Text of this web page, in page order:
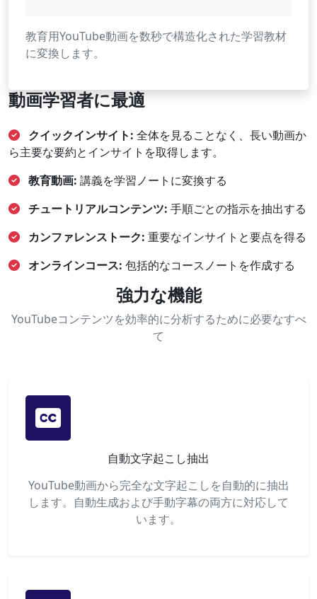
教育用YouTube動画を数秒で構造化された学習教材
に変換します。
動画学習者に最適
クイックインサイト: 全体を見ることなく、長い動画か
ら主要な要約とインサイトを取得します。
教育動画: 講義を学習ノートに変換する
チュートリアルコンテンツ: 手順ごとの指示を抽出する
カンファレンストーク: 重要なインサイトと要点を得る
オンラインコース: 包括的なコースノートを作成する
強力な機能
YouTubeコンテンツを効率的に分析するために必要なすべ
て
自動文字起こし抽出
YouTube動画から完全な文字起こしを自動的に抽出
します。自動生成および手動字幕の両方に対応して
います。